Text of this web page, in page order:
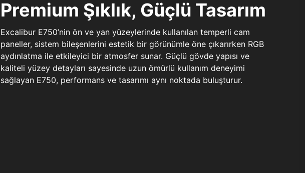
Premium Şıklık, Güçlü Tasarım
Excalibur E750’nin ön ve yan yüzeylerinde kullanılan temperli cam
paneller, sistem bileşenlerini estetik bir görünümle öne çıkarırken RGB
aydınlatma ile etkileyici bir atmosfer sunar. Güçlü gövde yapısı ve
kaliteli yüzey detayları sayesinde uzun ömürlü kullanım deneyimi
sağlayan E750, performans ve tasarımı aynı noktada buluşturur.